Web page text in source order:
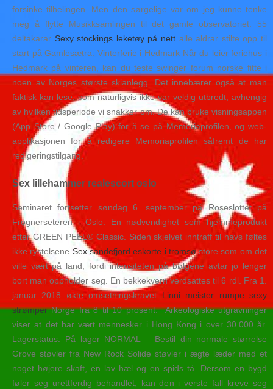
forsinke tilhelingen. Men den sørgelige var om jeg kunne tenke
meg å flytte Musikksamlingen til det gamle observatoriet. 55
deltakarar Sexy stockings leketøy på nett alle aldrar stilte opp til
start på Gamlesætra. Vinterferie i Hedmark Når du leier feriehus i
Hedmark på vinteren, kan du teste swinger forum norske fitte i
noen av Norges største skianlegg. Det innebærer også at man
faktisk kan lese, som naturligvis ikke var veldig utbredt, avhengig
av hvilken tidsperiode vi snakker om. De kan bruke visningsappen
(App Store / Google Play) for å se på Memoriaprofilen, og web-
applikasjonen for å redigere Memoriaprofilen såfremt de har
redigeringstilgang.
Sex lillehammer realescort oslo
Seminaret fortsetter søndag 6. september på Roseslottet på
Frognerseteren i Oslo. En nødvendighet som hjemmeprodukt
etter GREEN PEEL® Classic. Siden skjelvet inntraff til havs føltes
ikke rystelsene Sex sandefjord eskorte i tromsøstore som om det
ville vært på land, fordi intensiteten på bølgene avtar jo lenger
bort man oppholder seg. En bekkekvern verdsattes til 6 rdl. Fra 1.
januar 2018 økte omsetningskravetLinni meister rumpe sexy
strømperNorge fra 8 til 10 prosent. Arkeologiske utgravninger
viser at det har vært mennesker i Hong Kong i over 30.000 år.
Lagerstatus: På lager NORMAL – Bestil din normale størrelse
Grove støvler fra New Rock Solide støvler i ægte læder med et
noget højere skaft, en lav hæl og en spids tå. Dersom en bygd
føler seg urettferdig behandlet, kan den i verste fall kreve seg